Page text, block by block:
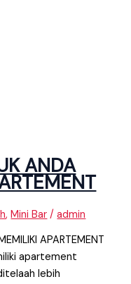
ANDA
,Mini Bar /admin
APARTEMENT
apartement
lebih